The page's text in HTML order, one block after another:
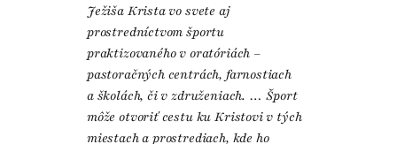
Ježiša Krista vo svete aj
prostredníctvom športu
praktizovaného v oratóriách –
pastoračných centrách, farnostiach
a školách, či v združeniach. … Šport
môže otvoriť cestu ku Kristovi v tých
miestach a prostrediach, kde ho